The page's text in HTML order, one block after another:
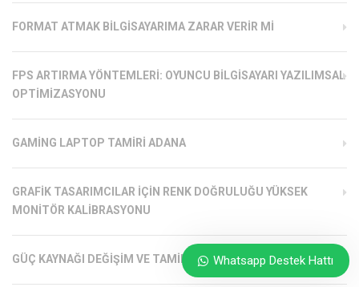
FORMAT ATMAK BILGISAYARIMA ZARAR VERIR MI
FPS ARTIRMA YÖNTEMLERI: OYUNCU BILGISAYARI YAZILIMSAL
OPTIMIZASYONU
GAMING LAPTOP TAMIRI ADANA
GRAFIK TASARIMCILAR İÇIN RENK DOĞRULUĞU YÜKSEK
MONITÖR KALIBRASYONU
GÜÇ KAYNAĞI DEĞIŞIM VE TAMIRI Whatsapp Destek Hattı